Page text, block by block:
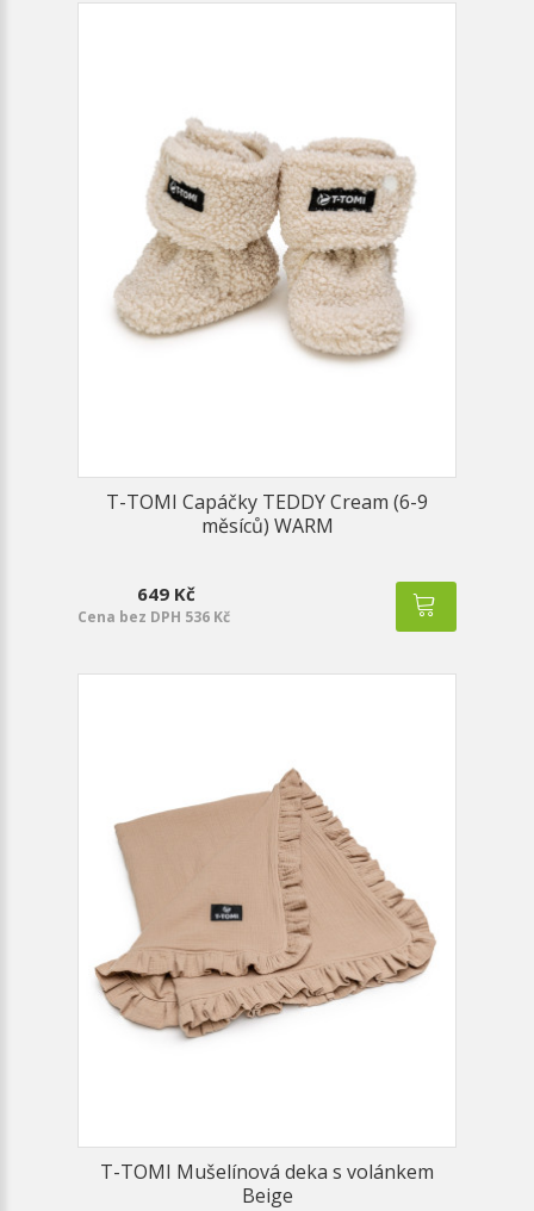
T-TOMI Capáčky TEDDY Cream (6-9
měsíců) WARM
649 Kč
Cena bez DPH 536 Kč
T-TOMI Mušelínová deka s volánkem
Beige